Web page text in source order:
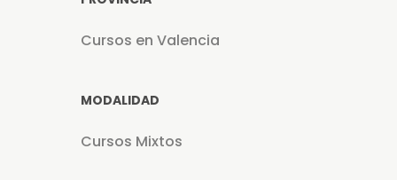
Cursos en Valencia
MODALIDAD
Cursos Mixtos